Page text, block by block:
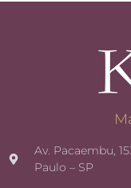
Av. Pacaembu,
Paulo – SP